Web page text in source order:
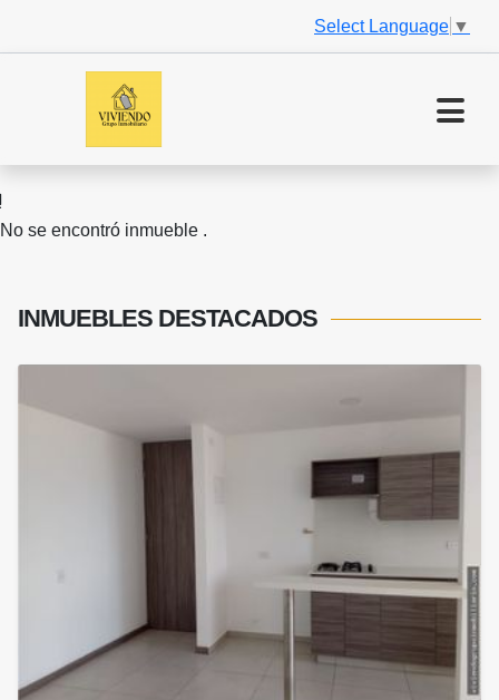
Select Language ▼
No se encontró inmueble .
INMUEBLES DESTACADOS